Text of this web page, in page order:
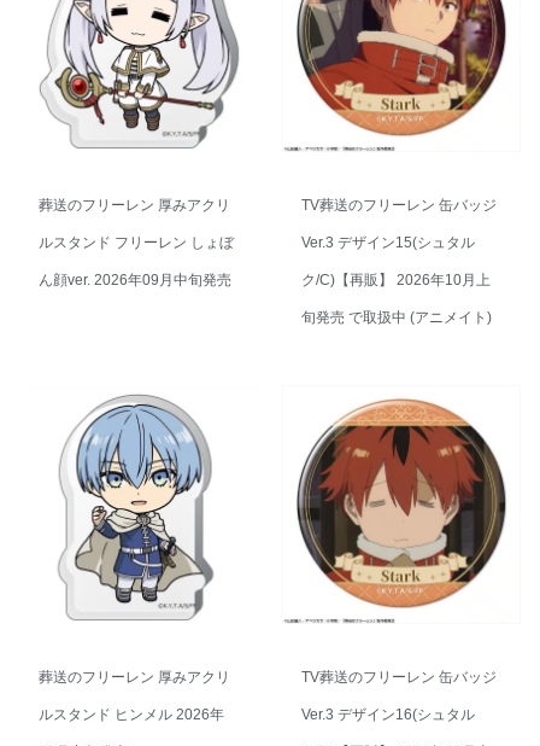
葬送のフリーレン 厚みアクリ
ルスタンド フリーレン しょぼ
ん顔ver. 2026年09月中旬発売
TV葬送のフリーレン 缶バッジ
Ver.3 デザイン15(シュタル
ク/C)【再販】 2026年10月上
旬発売 で取扱中 (アニメイト)
葬送のフリーレン 厚みアクリ
ルスタンド ヒンメル 2026年
TV葬送のフリーレン 缶バッジ
Ver.3 デザイン16(シュタル